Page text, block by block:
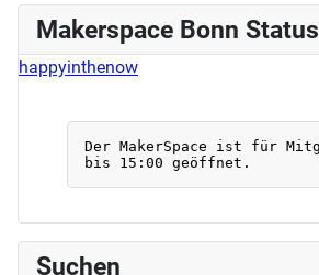
Makerspace Bonn Status
happyinthenow
Suchen